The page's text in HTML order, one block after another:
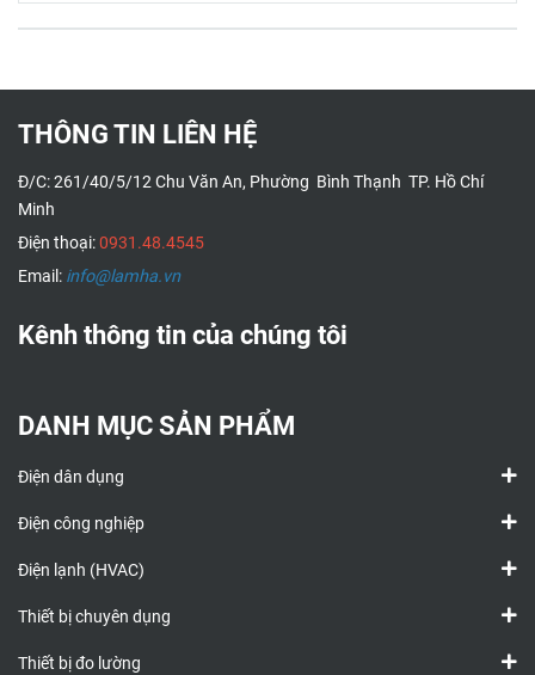
THÔNG TIN LIÊN HỆ
Đ/C: 261/40/5/12 Chu Văn An, Phường Bình Thạnh TP. Hồ Chí
Minh
Điện thoại:0931.48.4545
Email: info@lamha.vn
Kênh thông tin của chúng tôi
DANH MỤC SẢN PHẨM
Điện dân dụng
Điện công nghiệp
Điện lạnh (HVAC)
Thiết bị chuyên dụng
Thiết bị đo lường